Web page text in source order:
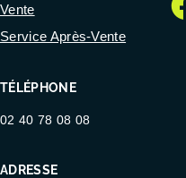
TÉLÉPHONE
02 40 78 08 08
ADRESSE
Vente
Service Après-Vente